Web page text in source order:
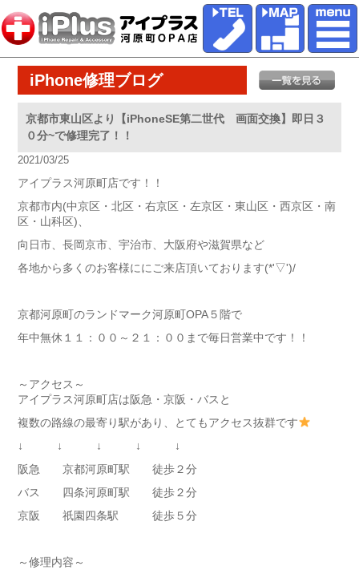
iPhone修理ブログ
京都市東山区より【iPhoneSE第二世代 画面交換】即日３
０分~で修理完了！！
2021/03/25
アイプラス河原町店です！！
京都市内(中京区・北区・右京区・左京区・東山区・西京区・南
区・山科区)、
向日市、長岡京市、宇治市、大阪府や滋賀県など
各地から多くのお客様ににご来店頂いております(*'▽')/
京都河原町のランドマーク河原町OPA５階で
年中無休１１：００～２１：００まで毎日営業中です！！
～アクセス～
アイプラス河原町店は阪急・京阪・バスと
複数の路線の最寄り駅があり、とてもアクセス抜群です
↓ ↓ ↓ ↓ ↓
阪急 京都河原町駅 徒歩２分
バス 四条河原町駅 徒歩２分
京阪 祇園四条駅 徒歩５分
～修理内容～